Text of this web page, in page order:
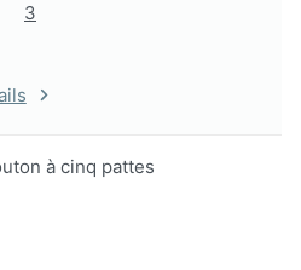
3
à cinq pattes